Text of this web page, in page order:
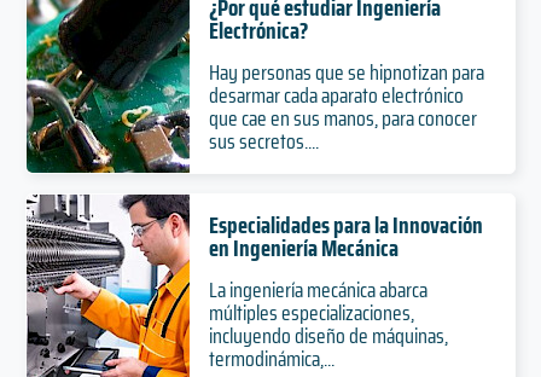
Electrónica?
Hay personas que se hipnotizan para
desarmar cada aparato electrónico
que cae en sus manos, para conocer
sus secretos....
Especialidades para la Innovación
en Ingeniería Mecánica
La ingeniería mecánica abarca
múltiples especializaciones,
incluyendo diseño de máquinas,
termodinámica,...